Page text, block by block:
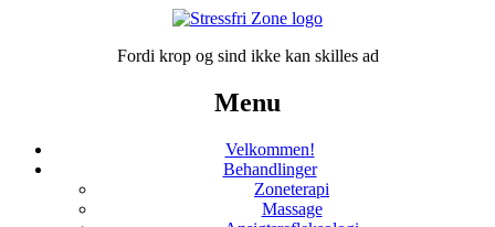
Fordi krop og sind ikke kan skilles ad
Menu
Velkommen!
Behandlinger
Zoneterapi
Massage